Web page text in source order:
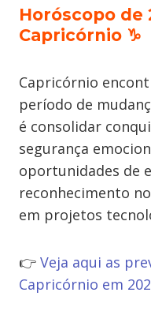
Horóscopo de
Capricórnio ♑
Capricórnio
período de
é consolidar
segurança
oportunidades de
reconhecimento
em projetos
👉 Veja aqui as
Capricórnio em